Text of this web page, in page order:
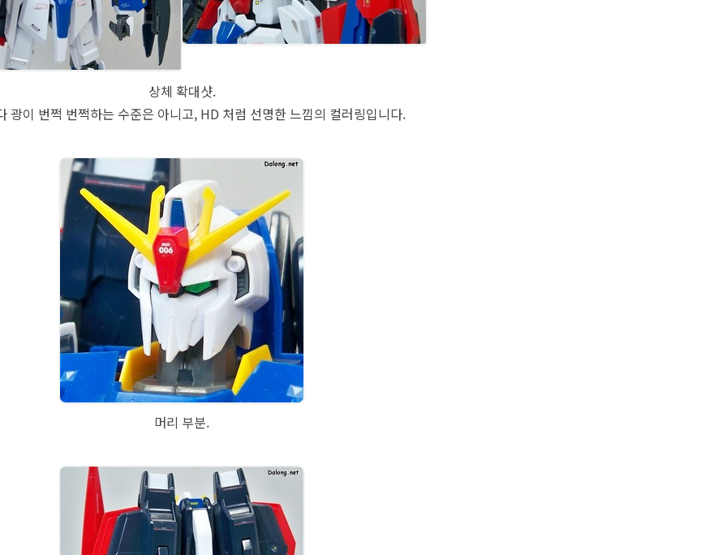
상체 확대샷.
광이 번쩍 번쩍하는 수준은 아니고, HD 처럼 선명한 느낌의 컬러링입니다.
머리 부분.